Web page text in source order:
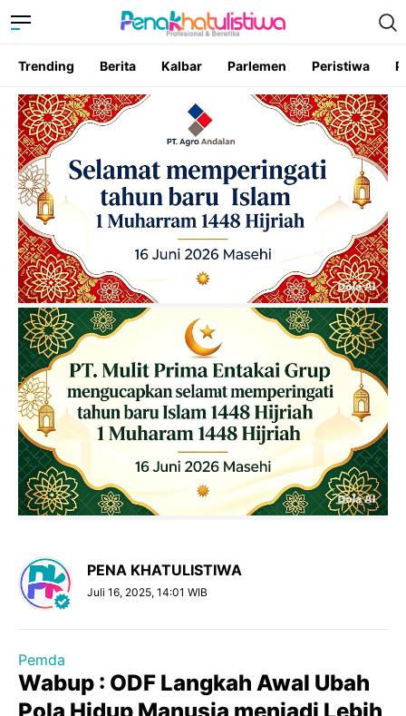
Trending Berita Kalbar Parlemen Peristiwa
PENA KHATULISTIWA
Juli 16, 2025, 14:01 WIB
Pemda
Wabup : ODF Langkah Awal Ubah